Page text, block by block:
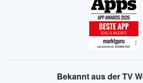
Bekannt aus der TV